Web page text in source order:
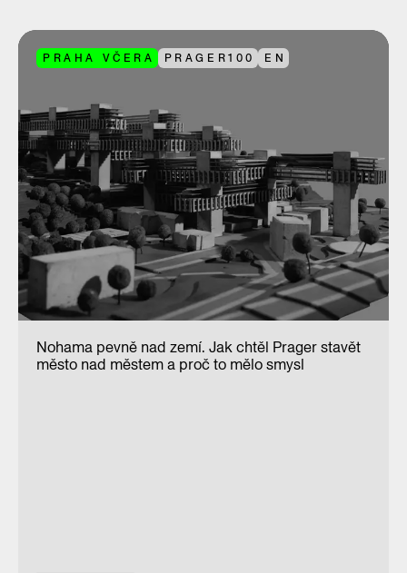
PRAHA VČERA PRAGER100 EN
Nohama pevně nad zemí. Jak chtěl Prager stavět
město nad městem a proč to mělo smysl